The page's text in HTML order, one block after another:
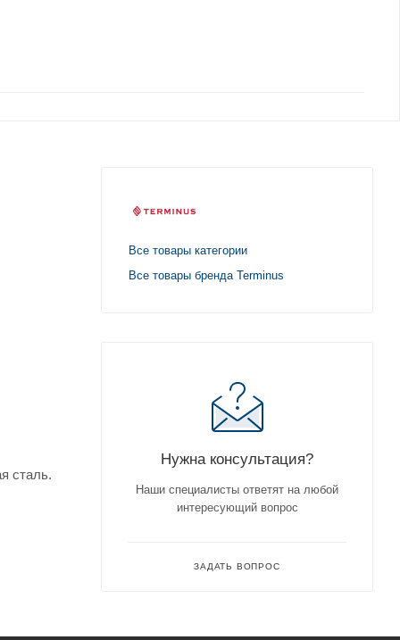
сталь.
Все товары категории
Все товары бренда Terminus
Нужна консультация?
Наши специалисты ответят на любой
интересующий вопрос
ЗАДАТЬ ВОПРОС